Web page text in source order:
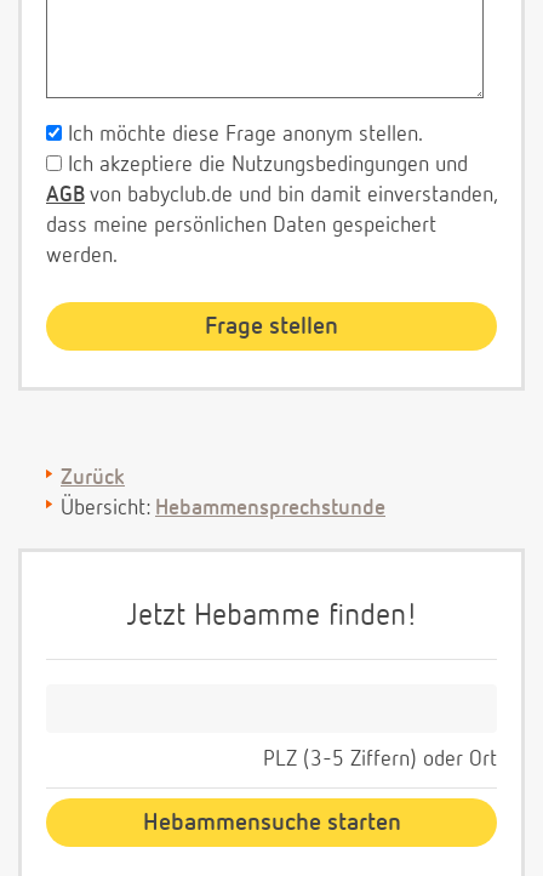
Ich möchte diese Frage anonym stellen.
Ich akzeptiere die Nutzungsbedingungen und
AGB von babyclub.de und bin damit einverstanden,
dass meine persönlichen Daten gespeichert
werden.
Zurück
Übersicht: Hebammensprechstunde
Jetzt Hebamme finden!
PLZ (3-5 Ziffern) oder Ort